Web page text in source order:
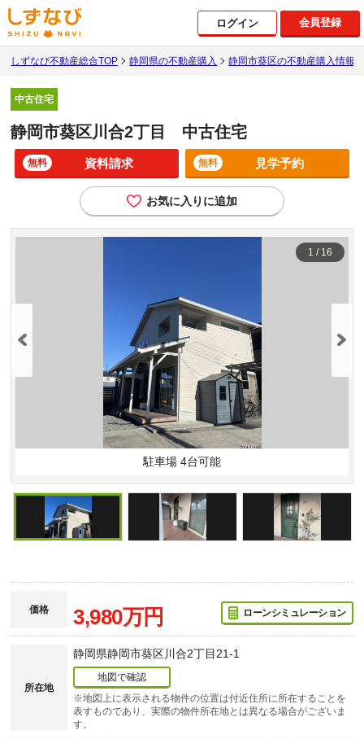
ログイン 会員登録
しずなび不動産総合TOP 静岡県の不動産購入 静岡市葵区の不動産購入情報
中古住宅
静岡市葵区川合2丁目 中古住宅
資料請求
無料 見学予約
無料
お気に入りに追加
駐車場 4台可能
1 / 16
価格 3,980万円 ローンシミュレーション
所在地
静岡県静岡市葵区川合2丁目21-1
地図で確認
※地図上に表示される物件の位置は付近住所に所在することを
表すものであり、実際の物件所在地とは異なる場合がございま
す。